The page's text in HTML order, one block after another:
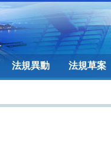
法規異動 法規草案